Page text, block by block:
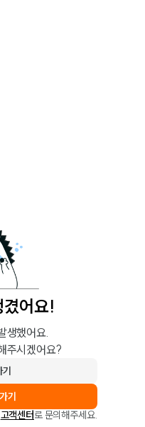
어요!
생했어요.
주시겠어요?
기
기
고객센터로 문의해주세요.